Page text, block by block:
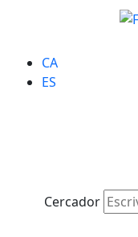
CA
ES
Cercador